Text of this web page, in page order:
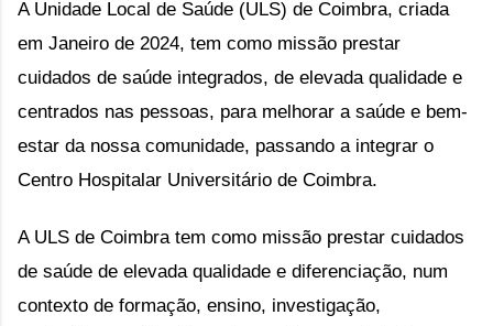
A Unidade Local de Saúde (ULS) de Coimbra, criada
em Janeiro de 2024, tem como missão prestar
cuidados de saúde integrados, de elevada qualidade e
centrados nas pessoas, para melhorar a saúde e bem-
estar da nossa comunidade, passando a integrar o
Centro Hospitalar Universitário de Coimbra.
A ULS de Coimbra tem como missão prestar cuidados
de saúde de elevada qualidade e diferenciação, num
contexto de formação, ensino, investigação,